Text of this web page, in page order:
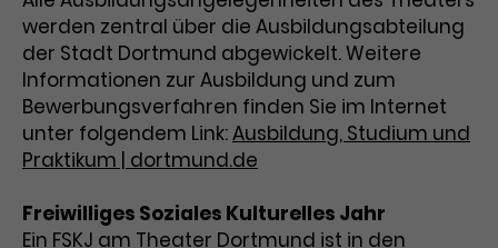
Laufzeit 1 Tag
Zweck
Dieses Cookie wird von Google
Analytics installiert. Das Cookie
wird verwendet, um Informationen
darüber zu speichern, wie
nutzen, und hilft bei der Erstellung
eines Analyseberichts über die
Name _gcl_aw
Anbieter Google Ads
Dieses Cookie speichert
werden zentral über die Ausbildungsabteilung
der Stadt Dortmund abgewickelt. Weitere
Informationen zur Ausbildung und zum
Bewerbungsverfahren finden Sie im Internet
unter folgendem Link:Ausbildung, Studium und
Praktikum | dortmund.de
Freiwilliges Soziales Kulturelles Jahr
Ein FSKJ am Theater Dortmund ist in den